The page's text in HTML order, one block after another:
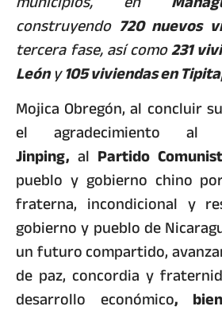
construyendo 720 nuevos
tercera fase, así como231
Leóny105 viviendas en
Mojica Obregón, al concluir
el agradecimiento al
Jinping, al Partido
pueblo y gobierno chino
fraterna, incondicional y
gobierno y pueblo de
un futuro compartido,
de paz, concordia y
desarrollo económico,